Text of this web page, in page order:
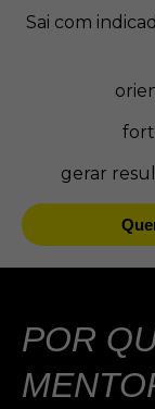
Sai com
gerar
POR